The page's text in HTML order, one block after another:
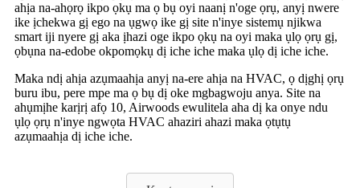
ahịa na-ahọrọ ikpo ọkụ ma ọ bụ oyi naanị n'oge ọrụ, anyị nwere
ike ịchekwa gị ego na ụgwọ ike gị site n'inye sistemụ njikwa
smart iji nyere gị aka ịhazi oge ikpo ọkụ na oyi maka ụlọ ọrụ gị,
ọbụna na-edobe okpomọkụ dị iche iche maka ụlọ dị iche iche.
Maka ndị ahịa azụmaahịa anyị na-ere ahịa na HVAC, ọ dịghị ọrụ
buru ibu, pere mpe ma ọ bụ dị oke mgbagwoju anya. Site na
ahụmịhe karịrị afọ 10, Airwoods ewulitela aha dị ka onye ndu
ụlọ ọrụ n'inye ngwọta HVAC ahaziri ahazi maka ọtụtụ
azụmaahịa dị iche iche.